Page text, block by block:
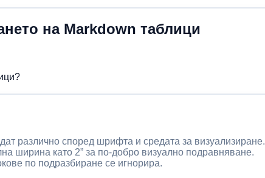
на Markdown таблици
различно според шрифта и средата за визуализиране.
ширина като 2” за по-добро визуално подравняване.
по подразбиране се игнорира.